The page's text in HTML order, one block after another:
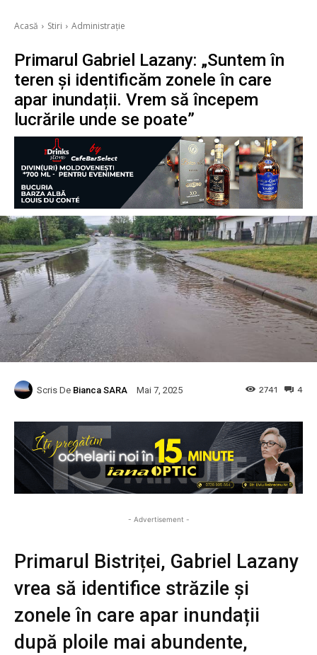
Acasă Stiri Administrație
Primarul Gabriel Lazany: „Suntem în
teren și identificăm zonele în care
apar inundații. Vrem să începem
lucrările unde se poate”
Scris De Bianca SARA Mai 7, 2025 4
2741
- Advertisement -
Primarul Bistriței, Gabriel Lazany
vrea să identifice străzile și
zonele în care apar inundații
după ploile mai abundente,